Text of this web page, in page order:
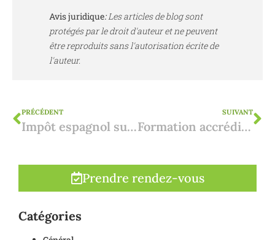
Avis juridique:Les articles de blog sont
protégés par le droit d'auteur et ne peuvent
être reproduits sans l'autorisation écrite de
l'auteur.
PRÉCÉDENT
Impôt espagnol sur le patrimoine pour les non-résidents
SUIVANT
Formation accréditée (IPI) : Vendre des biens immobiliers espagnols : l'essentiel du droit pour les agents immobiliers belges (NL et FR)
Prendre rendez-vous
Catégories